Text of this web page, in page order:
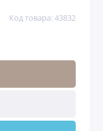
Код товара: 43832